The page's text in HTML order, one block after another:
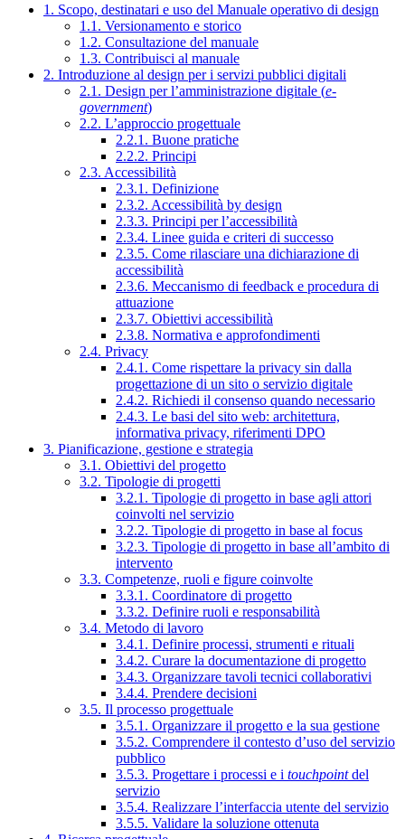
1. Scopo, destinatari e uso del Manuale operativo di design
1.1. Versionamento e storico
1.2. Consultazione del manuale
1.3. Contribuisci al manuale
2. Introduzione al design per i servizi pubblici digitali
2.1. Design per l’amministrazione digitale (e-
government)
2.2. L’approccio progettuale
2.2.1. Buone pratiche
2.2.2. Principi
2.3. Accessibilità
2.3.1. Definizione
2.3.2. Accessibilità by design
2.3.3. Principi per l’accessibilità
2.3.4. Linee guida e criteri di successo
2.3.5. Come rilasciare una dichiarazione di
accessibilità
2.3.6. Meccanismo di feedback e procedura di
attuazione
2.3.7. Obiettivi accessibilità
2.3.8. Normativa e approfondimenti
2.4. Privacy
2.4.1. Come rispettare la privacy sin dalla
progettazione di un sito o servizio digitale
2.4.2. Richiedi il consenso quando necessario
2.4.3. Le basi del sito web: architettura,
informativa privacy, riferimenti DPO
3. Pianificazione, gestione e strategia
3.1. Obiettivi del progetto
3.2. Tipologie di progetti
3.2.1. Tipologie di progetto in base agli attori
coinvolti nel servizio
3.2.2. Tipologie di progetto in base al focus
3.2.3. Tipologie di progetto in base all’ambito di
intervento
3.3. Competenze, ruoli e figure coinvolte
3.3.1. Coordinatore di progetto
3.3.2. Definire ruoli e responsabilità
3.4. Metodo di lavoro
3.4.1. Definire processi, strumenti e rituali
3.4.2. Curare la documentazione di progetto
3.4.3. Organizzare tavoli tecnici collaborativi
3.4.4. Prendere decisioni
3.5. Il processo progettuale
3.5.1. Organizzare il progetto e la sua gestione
3.5.2. Comprendere il contesto d’uso del servizio
pubblico
3.5.3. Progettare i processi e i touchpointdel
servizio
3.5.4. Realizzare l’interfaccia utente del servizio
3.5.5. Validare la soluzione ottenuta